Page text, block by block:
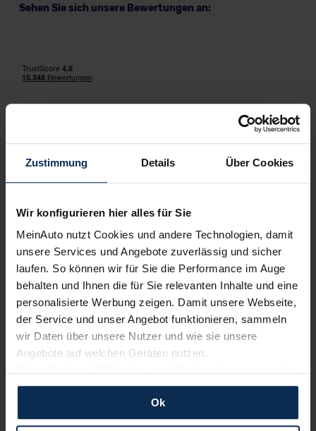
Zustimmung Details Über Cookies
Wir konfigurieren hier alles für Sie
MeinAuto nutzt Cookies und andere Technologien, damit
unsere Services und Angebote zuverlässig und sicher
laufen. So können wir für Sie die Performance im Auge
behalten und Ihnen die für Sie relevanten Inhalte und eine
personalisierte Werbung zeigen. Damit unsere Webseite,
der Service und unser Angebot funktionieren, sammeln
wir Daten über unsere Nutzer und wie sie unsere
Angebote auf welchen Geräten nutzen.
und erlauben uns Cookies für unseren Service zu
verwenden und diese Daten an Dritte weiterzugeben,
etwa an unsere Marketingpartner. Falls Sie dem nicht
Ok
Sehen Sie sich unsere Bewertungen an:
KI-generiert
Mercedes EQE (Test 2022): Die elektrische
Business-Limousine als Hochgenuss?